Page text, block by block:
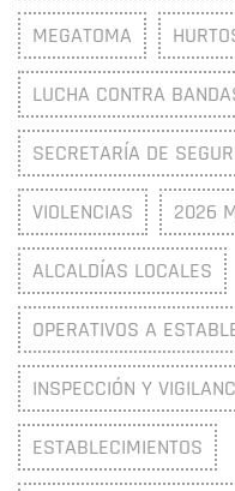
MEGATOMA
LUCHA CONTRA
SECRETARÍA DE
VIOLENCIAS 2026
ALCALDÍAS LOCALES
OPERATIVOS A
INSPECCIÓN Y
ESTABLECIMIENTOS